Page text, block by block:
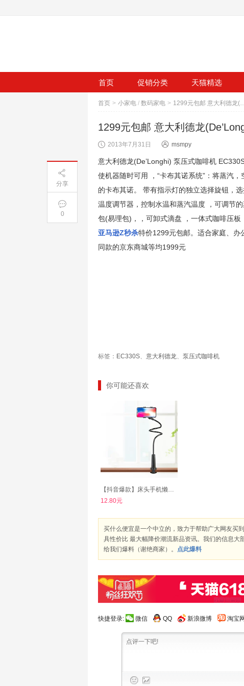
首页 促销分类 天猫精选
首页 > 小家电 / 数码家电 > 1299元包邮 意大利德龙
1299元包邮 意大利德龙
2013年7月31日 msmpy
意大利德龙(De’Longhi) 泵压式咖啡机
使机器随时可用 ，“卡布其诺系统”：将蒸汽
的卡布其诺。 带有指示灯的独立选择旋钮，
温度调节器，控制水温和蒸汽温度 ，可调节
包(易理包)，，可卸式滴盘 ，一体式咖啡压板
亚马逊Z秒杀特价1299元包邮。适合家庭、办
同款的京东商城等均1999元
标签： EC330S、 意大利德龙、 泵压式咖啡机
你可能还喜欢
【抖音爆款】床头手机懒人支架
12.80元
买什么便宜是一个中立的，致力于帮助广大网友买
具性价比 最大幅降价潮流新品资讯。我们的信息
给我们爆料（谢绝商家）。 点此爆料
快捷登录: 微信 QQ 新浪微博 淘宝网
分享
0